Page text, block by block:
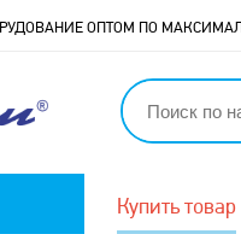
Купить товар
ОПТОМ ПО